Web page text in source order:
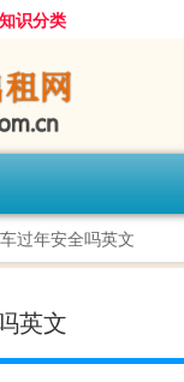
知识分类
过年安全吗英文
英文